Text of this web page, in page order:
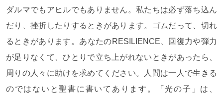
ダルマでもアヒルでもありません。私たちは必ず落ち込ん
だり、挫折したりするときがあります。ゴムだって、切れ
るときがあります。あなたのRESILIENCE、回復力や弾力
が足りなくて、ひとりで立ち上がれないときがあったら、
周りの人々に助けを求めてください。人間は一人で生きる
のではないと聖書に書いてあります。「光の子」は、